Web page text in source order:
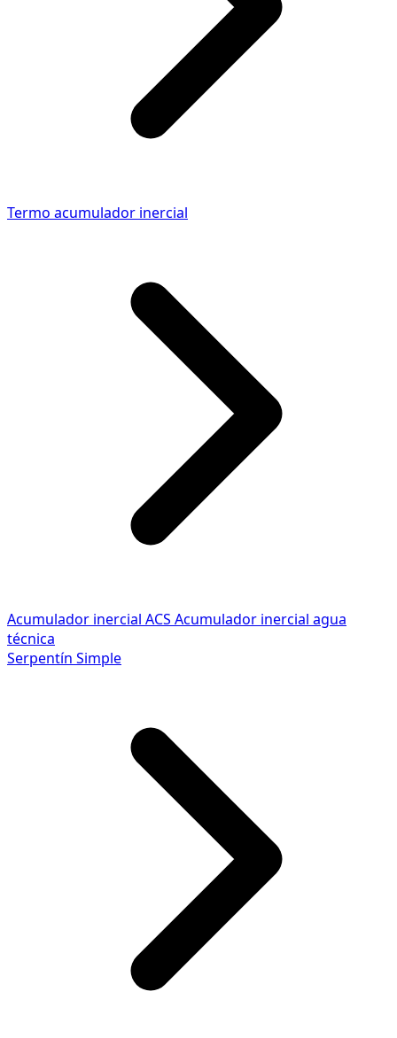
Termo acumulador inercial
Acumulador inercial ACS Acumulador inercial agua
técnica
Serpentín Simple